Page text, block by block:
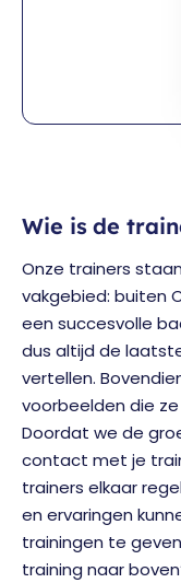
Wie is de
Onze trainers
vakgebied: buiten
een succesvolle
dus altijd de
vertellen.
voorbeelden die
Doordat we de
contact met je
trainers elkaar
en ervaringen
trainingen te
training naar